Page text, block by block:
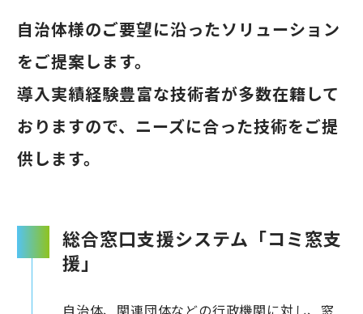
自治体様のご要望に沿ったソリューション
をご提案します。
導入実績経験豊富な技術者が多数在籍して
おりますので、ニーズに合った技術をご提
供します。
総合窓口支援システム「コミ窓支
援」
自治体、関連団体などの行政機関に対し、窓